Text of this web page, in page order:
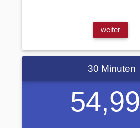
weiter
54,99
30 Minuten